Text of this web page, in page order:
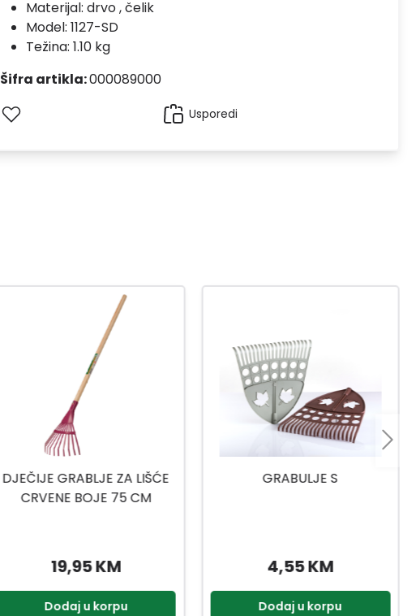
Materijal: drvo , čelik
Model: 1127-SD
Težina: 1.10 kg
Šifra artikla:000089000
Usporedi
GRABULJE S
4,55 KM
Dodaj u korpu
MAGNUM GRABULJE 12
9,50 KM
Dodaj u korpu